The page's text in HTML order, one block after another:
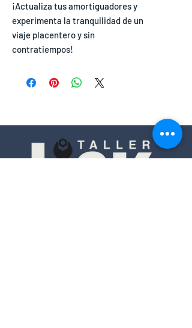
¡Actualiza tus amortiguadores y
experimenta la tranquilidad de un
viaje placentero y sin
contratiempos!